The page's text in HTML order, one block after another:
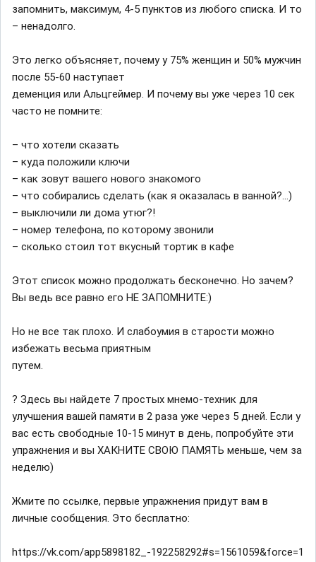
запомнить, максимум, 4-5 пунктов из любого списка. И то
– ненадолго.
Это легко объясняет, почему у 75% женщин и 50% мужчин
после 55-60 наступает
деменция или Альцгеймер. И почему вы уже через 10 сек
часто не помните:
– что хотели сказать
– куда положили ключи
– как зовут вашего нового знакомого
– что собирались сделать (как я оказалась в ванной?...)
– выключили ли дома утюг?!
– номер телефона, по которому звонили
– сколько стоил тот вкусный тортик в кафе
Этот список можно продолжать бесконечно. Но зачем?
Вы ведь все равно его НЕ ЗАПОМНИТЕ:)
Но не все так плохо. И слабоумия в старости можно
избежать весьма приятным
путем.
? Здесь вы найдете 7 простых мнемо-техник для
улучшения вашей памяти в 2 раза уже через 5 дней. Если у
вас есть свободные 10-15 минут в день, попробуйте эти
упражнения и вы ХАКНИТЕ СВОЮ ПАМЯТЬ меньше, чем за
неделю)
Жмите по ссылке, первые упражнения придут вам в
личные сообщения. Это бесплатно:
https://vk.com/app5898182_-192258292#s=1561059&force=1